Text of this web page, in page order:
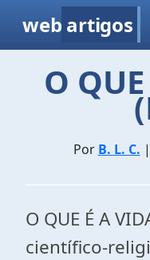
web artigos
O
Por B. L. C.
O QUE É A
científico-